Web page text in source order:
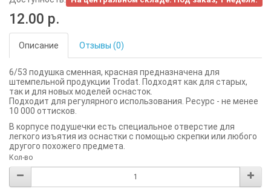
12.00 р.
Описание Отзывы (0)
6/53 подушка сменная, красная предназначена для
штемпельной продукции Trodat. Подходят как для старых,
так и для новых моделей оснасток.
Подходит для регулярного использования. Ресурс - не менее
10 000 оттисков.
В корпусе подушечки есть специальное отверстие для
легкого изъятия из оснастки с помощью скрепки или любого
другого похожего предмета.
Кол-во